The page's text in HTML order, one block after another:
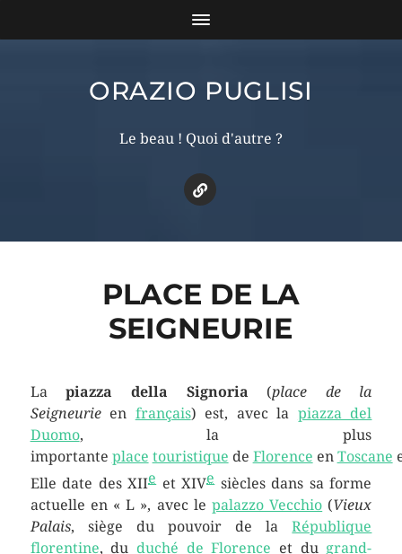
ORAZIO PUGLISI
Le beau ! Quoi d'autre ?
PLACE DE LA
SEIGNEURIE
Lapiazza della Signoria (place de la
Seigneurieen français) est, avec la piazza del
Duomo, la plus
importante place touristique de Florence en Toscane
Elle date des XIIeet XIVesiècles dans sa forme
actuelle en « L », avec le palazzo Vecchio (Vieux
Palais, siège du pouvoir de laRépublique
florentine, du duché de Florence et du grand-